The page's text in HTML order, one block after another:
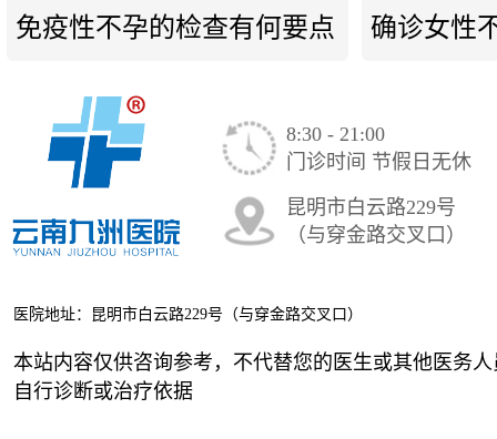
排卵会不会来月经 女性输卵
免疫性不孕的检查有何要点
不孕检查需要避开经期吗
确诊女性
查
8:30 - 21:00
门诊时间 节假日无休
昆明市白云路229号
（与穿金路交叉口）
医院地址：昆明市白云路229号（与穿金路交叉口）
本站内容仅供咨询参考，不代替您的医生或其他医务
自行诊断或治疗依据